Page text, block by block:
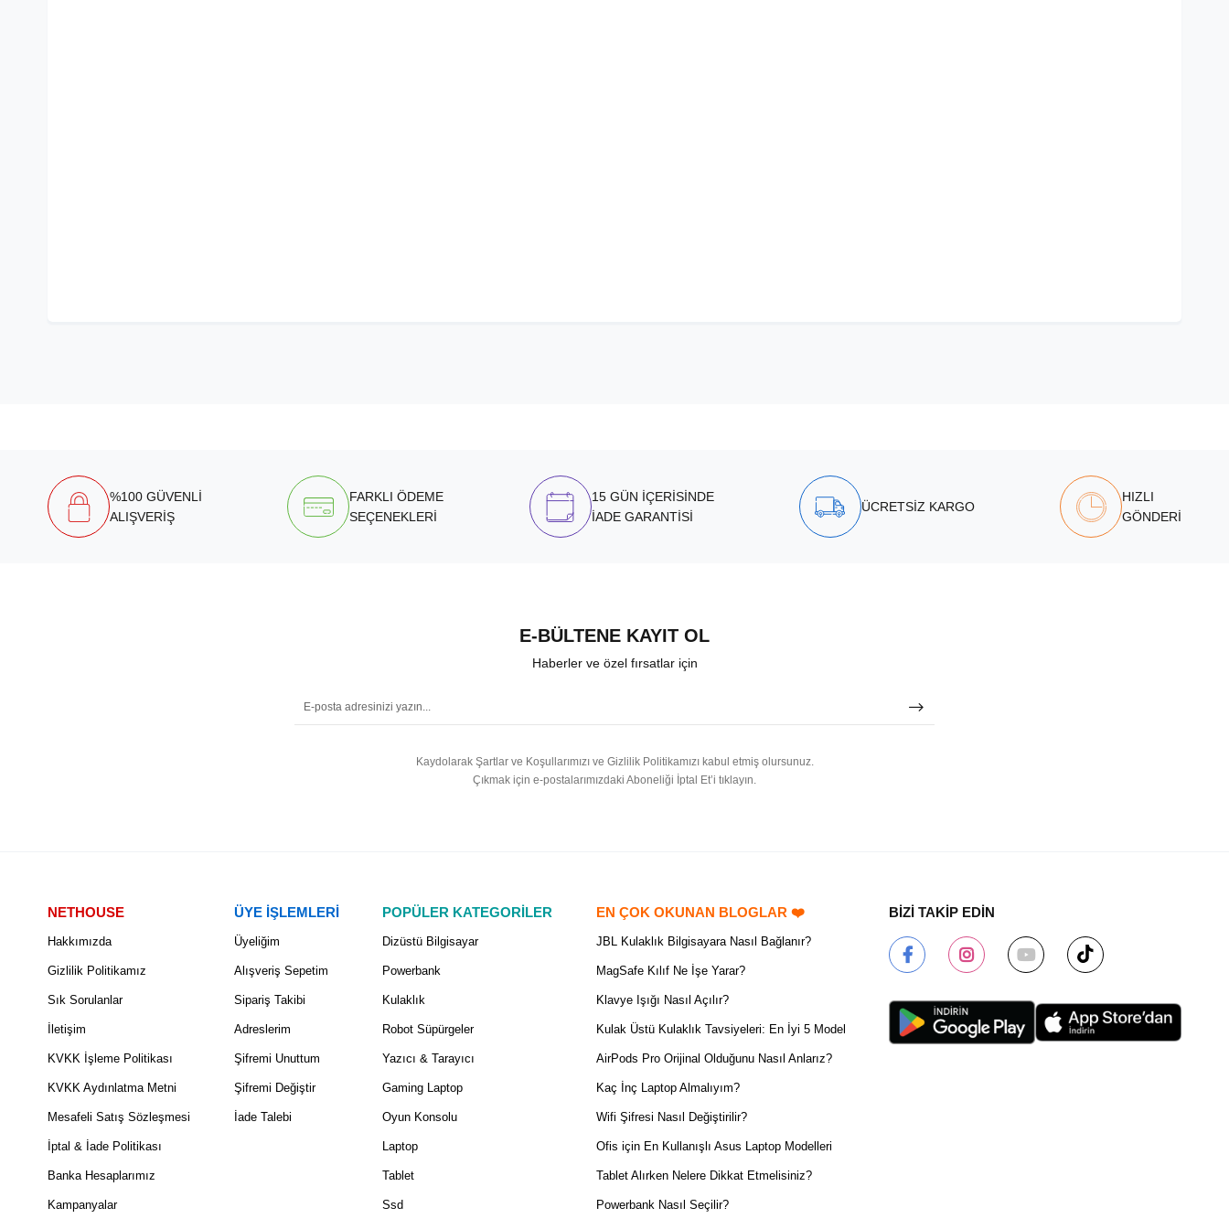
%100 GÜVENLİ
ALIŞVERİŞ
FARKLI ÖDEME
SEÇENEKLERİ
15 GÜN İÇERİSİNDE
İADE GARANTİSİ
ÜCRETSİZ KARGO
HIZLI
GÖNDERİ
E-BÜLTENE KAYIT OL
Haberler ve özel fırsatlar için
Kaydolarak Şartlar ve Koşullarımızı ve Gizlilik Politikamızı kabul etmiş olursunuz.
Çıkmak için e-postalarımızdaki Aboneliği İptal Et’i tıklayın.
NETHOUSE
Hakkımızda
Gizlilik Politikamız
Sık Sorulanlar
İletişim
KVKK İşleme Politikası
KVKK Aydınlatma Metni
Mesafeli Satış Sözleşmesi
İptal & İade Politikası
Banka Hesaplarımız
Kampanyalar
ÜYE İŞLEMLERİ
Üyeliğim
Alışveriş Sepetim
Sipariş Takibi
Adreslerim
Şifremi Unuttum
Şifremi Değiştir
İade Talebi
POPÜLER KATEGORİLER
Dizüstü Bilgisayar
Powerbank
Kulaklık
Robot Süpürgeler
Yazıcı & Tarayıcı
Gaming Laptop
Oyun Konsolu
Laptop
Tablet
Ssd
EN ÇOK OKUNAN BLOGLAR ❤️
JBL Kulaklık Bilgisayara Nasıl Bağlanır?
MagSafe Kılıf Ne İşe Yarar?
Klavye Işığı Nasıl Açılır?
Kulak Üstü Kulaklık Tavsiyeleri: En İyi 5 Model
AirPods Pro Orijinal Olduğunu Nasıl Anlarız?
Kaç İnç Laptop Almalıyım?
Wifi Şifresi Nasıl Değiştirilir?
Ofis için En Kullanışlı Asus Laptop Modelleri
Tablet Alırken Nelere Dikkat Etmelisiniz?
Powerbank Nasıl Seçilir?
BİZİ TAKİP EDİN